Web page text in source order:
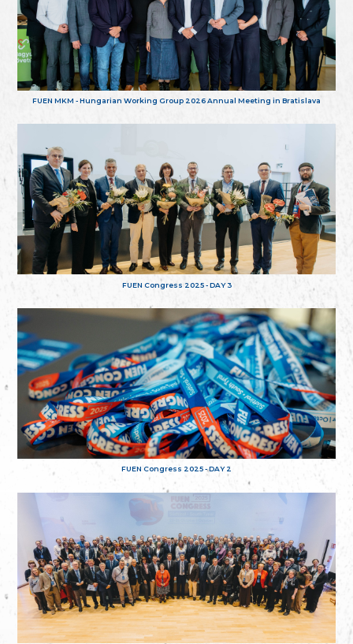
FUEN MKM - Hungarian Working Group 2026 Annual Meeting in Bratislava
FUEN Congress 2025 - DAY 3
FUEN Congress 2025 - DAY 2